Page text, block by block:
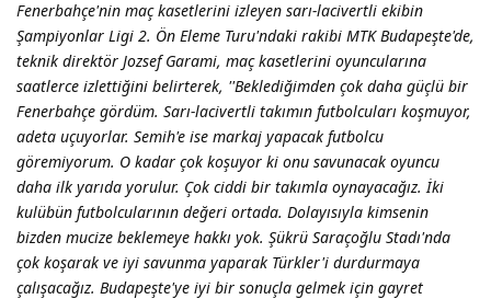
Fenerbahçe'nin maç kasetlerini izleyen sarı-lacivertli ekibin
Şampiyonlar Ligi 2. Ön Eleme Turu'ndaki rakibi MTK Budapeşte'de,
teknik direktör Jozsef Garami, maç kasetlerini oyuncularına
saatlerce izlettiğini belirterek, ''Beklediğimden çok daha güçlü bir
Fenerbahçe gördüm. Sarı-lacivertli takımın futbolcuları koşmuyor,
adeta uçuyorlar. Semih'e ise markaj yapacak futbolcu
göremiyorum. O kadar çok koşuyor ki onu savunacak oyuncu
daha ilk yarıda yorulur. Çok ciddi bir takımla oynayacağız. İki
kulübün futbolcularının değeri ortada. Dolayısıyla kimsenin
bizden mucize beklemeye hakkı yok. Şükrü Saraçoğlu Stadı'nda
çok koşarak ve iyi savunma yaparak Türkler'i durdurmaya
çalışacağız. Budapeşte'ye iyi bir sonuçla gelmek için gayret